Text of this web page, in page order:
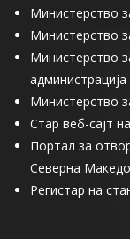
Министерство
Министерство
Министерство
администрација
Министерство
Стар веб-сајт
Портал за
Северна
Регистар на